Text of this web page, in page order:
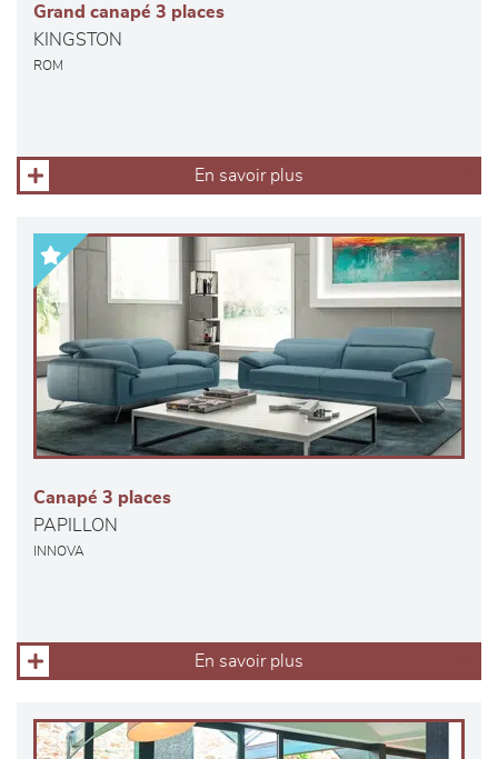
Grand canapé 3 places
KINGSTON
ROM
En savoir plus
Canapé 3 places
PAPILLON
INNOVA
En savoir plus